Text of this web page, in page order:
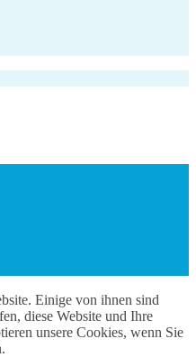
Einige von ihnen sind
diese Website und Ihre
unsere Cookies, wenn Sie